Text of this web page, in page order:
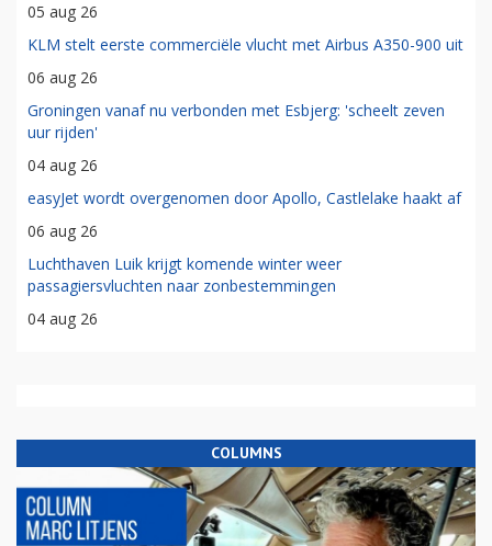
05 aug 26
KLM stelt eerste commerciële vlucht met Airbus A350-900 uit
06 aug 26
Groningen vanaf nu verbonden met Esbjerg: 'scheelt zeven
uur rijden'
04 aug 26
easyJet wordt overgenomen door Apollo, Castlelake haakt af
06 aug 26
Luchthaven Luik krijgt komende winter weer
passagiersvluchten naar zonbestemmingen
04 aug 26
COLUMNS